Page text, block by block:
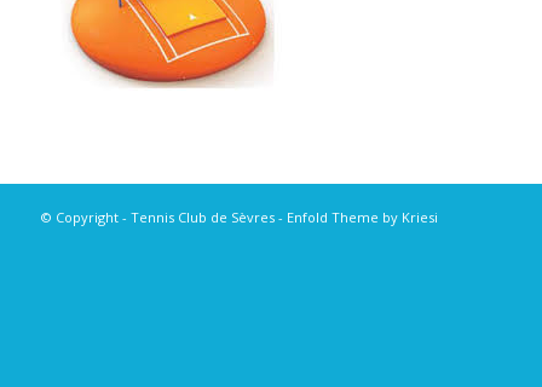
© Copyright - Tennis Club de Sèvres - Enfold Theme by Kriesi